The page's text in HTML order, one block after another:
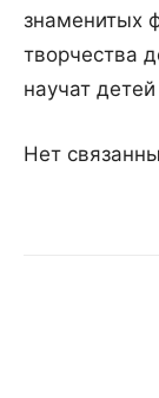
знаменитых
творчества
научат
Нет